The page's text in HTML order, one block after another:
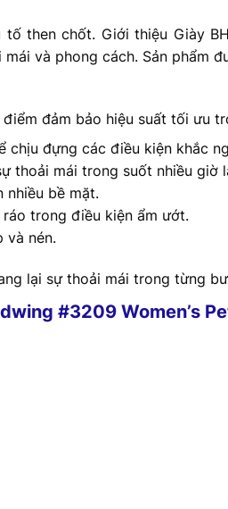
chốt. Giới thiệu Giày
và phong cách. Sản phẩm
đảm bảo hiệu suất tối ưu
chịu đựng các điều kiện khắc
thoải mái trong suốt nhiều giờ
nhiều bề mặt.
trong điều kiện ẩm ướt.
và nén.
lại sự thoải mái trong từng
#3209 Women’s